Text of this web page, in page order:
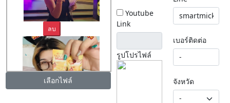
ลบ
เลือกไฟล์
Youtube
Link
รูปโปรไฟล์
เบอร์ติดต่อ
จังหวัด